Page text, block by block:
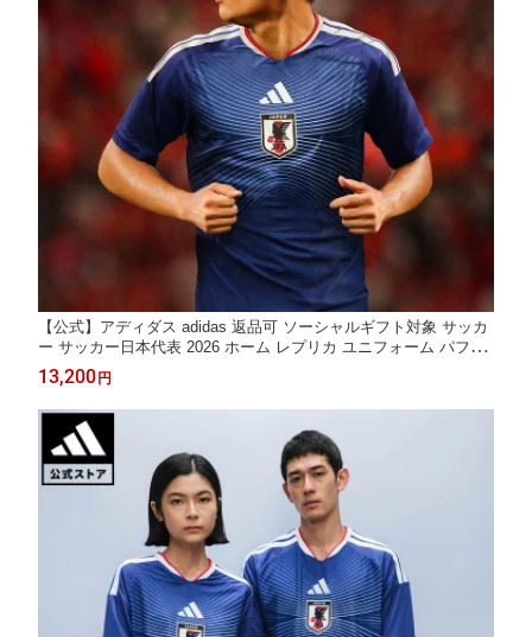
【公式】アディダス adidas 返品可 ソーシャルギフト対象 サッカ
ー サッカー日本代表 2026 ホーム レプリカ ユニフォーム パフォ
ーマンス ユニセックス ウェア・服 ユニフォーム 青 ブルー KD33
45
13,200円